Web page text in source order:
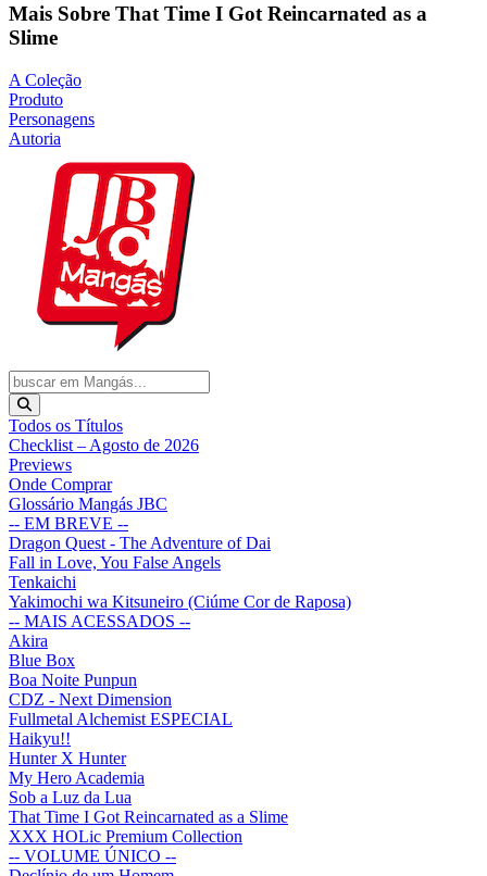
Mais Sobre That Time I Got Reincarnated as a
Slime
A Coleção
Produto
Personagens
Autoria
Todos os Títulos
Checklist – Agosto de 2026
Previews
Onde Comprar
Glossário Mangás JBC
-- EM BREVE --
Dragon Quest - The Adventure of Dai
Fall in Love, You False Angels
Tenkaichi
Yakimochi wa Kitsuneiro (Ciúme Cor de Raposa)
-- MAIS ACESSADOS --
Akira
Blue Box
Boa Noite Punpun
CDZ - Next Dimension
Fullmetal Alchemist ESPECIAL
Haikyu!!
Hunter X Hunter
My Hero Academia
Sob a Luz da Lua
That Time I Got Reincarnated as a Slime
XXX HOLic Premium Collection
-- VOLUME ÚNICO --